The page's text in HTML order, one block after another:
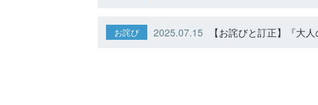
お詫び 2025.07.15 【お詫びと訂正】『大